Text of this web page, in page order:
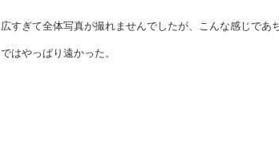
すぎて全体写真が撮れませんでしたが、こんな感じであ
はやっぱり遠かった。